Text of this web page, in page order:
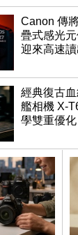
Canon 傳
疊式感光
迎來高速
經典復古
艦相機 X-
學雙重優化